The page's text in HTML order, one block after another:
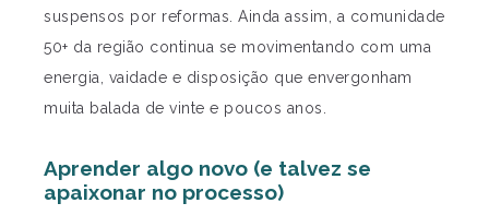
suspensos por reformas. Ainda assim, a comunidade
50+ da região continua se movimentando com uma
energia, vaidade e disposição que envergonham
muita balada de vinte e poucos anos.
Aprender algo novo (e talvez se
apaixonar no processo)